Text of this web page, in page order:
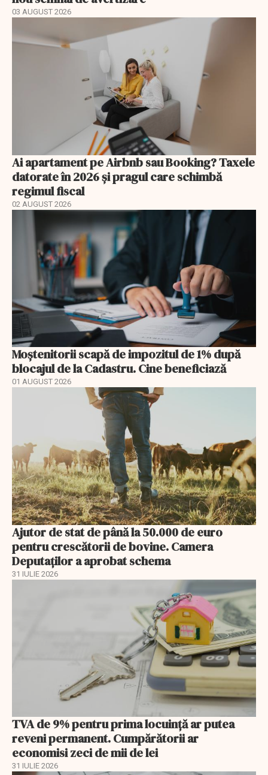
03 AUGUST 2026
Ai apartament pe Airbnb sau Booking? Taxele
datorate în 2026 și pragul care schimbă
regimul fiscal
02 AUGUST 2026
Moștenitorii scapă de impozitul de 1% după
blocajul de la Cadastru. Cine beneficiază
01 AUGUST 2026
Ajutor de stat de până la 50.000 de euro
pentru crescătorii de bovine. Camera
Deputaților a aprobat schema
31 IULIE 2026
TVA de 9% pentru prima locuință ar putea
reveni permanent. Cumpărătorii ar
economisi zeci de mii de lei
31 IULIE 2026